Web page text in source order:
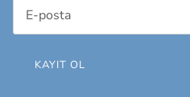
KAYIT OL